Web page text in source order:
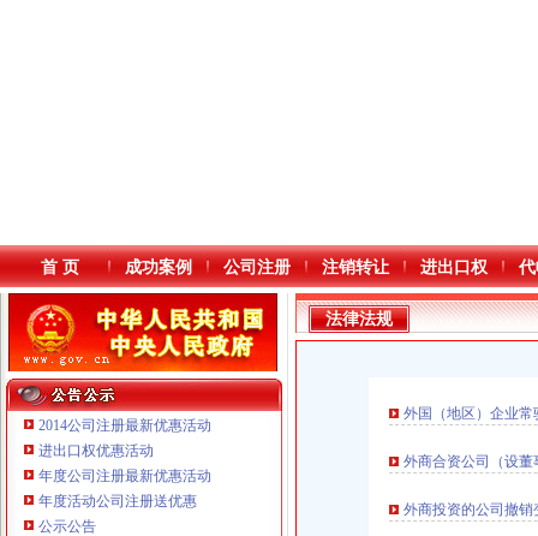
本站导航
首 页 成功案例 公司注册 注销转让 进出口权
2014公司注册最新优惠活动
进出口权优惠活动
年度公司注册最新优惠活动
年度活动公司注册送优惠
公示公告
重庆鸽牌电线电缆有限公司 渝北10010万 (进出口权)
法律法规
外国（地区）企业
外商合资公司（设董
外商投资的公司撤销